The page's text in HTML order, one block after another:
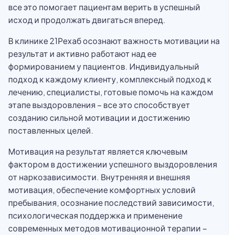
все это помогает пациентам верить в успешный
исход и продолжать двигаться вперед.
В клинике 21Рехаб осознают важность мотивации на
результат и активно работают над ее
формированием у пациентов. Индивидуальный
подход к каждому клиенту, комплексный подход к
лечению, специалисты, готовые помочь на каждом
этапе выздоровления – все это способствует
созданию сильной мотивации и достижению
поставленных целей.
Мотивация на результат является ключевым
фактором в достижении успешного выздоровления
от наркозависимости. Внутренняя и внешняя
мотивация, обеспечение комфортных условий
пребывания, осознание последствий зависимости,
психологическая поддержка и применение
современных методов мотивационной терапии –